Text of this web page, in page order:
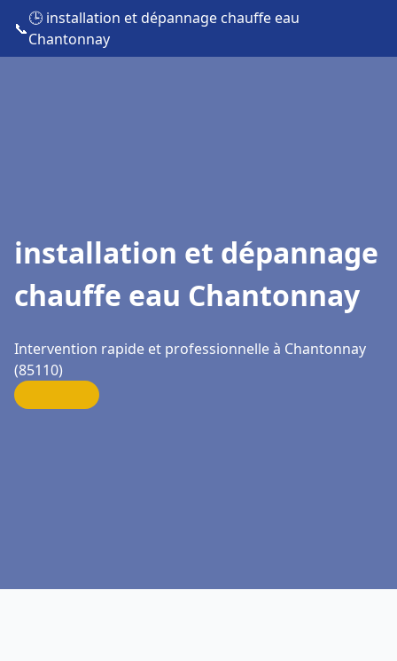
📞
🕒 installation et dépannage chauffe eau
Chantonnay
installation et dépannage
chauffe eau Chantonnay
Intervention rapide et professionnelle à Chantonnay
(85110)